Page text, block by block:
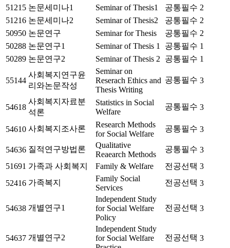
51215 논문세미나1 Seminar of Thesis1 공통필수 2
51216 논문세미나2 Seminar of Thesis2 공통필수 2
50950 논문연구 Seminar for Thesis 공통필수 2
50288 논문연구1 Seminar of Thesis 1 공통필수 1
50289 논문연구2 Seminar of Thesis 2 공통필수 1
55144
사회복지연구윤
리와논문작성
Seminar on
Reserach Ethics and
Thesis Writing
공통필수 3
54618
사회복지자료분
석론
Statistics in Social
Welfare
공통필수 3
54610 사회복지조사론
Research Methods
for Social Welfare
공통필수 3
54636 질적연구방법론
Qualitative
Reaearch Methods
공통필수 3
51691 가족과 사회복지 Family & Welfare 전공선택 3
52416 가족복지
Family Social
Services
전공선택 3
54638 개별연구1
Independent Study
for Social Welfare
Policy
전공선택 3
54637 개별연구2
Independent Study
for Social Welfare
전공선택 3